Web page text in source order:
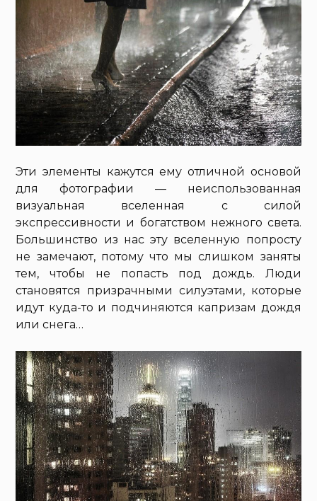
Эти элементы кажутся ему отличной основой
для фотографии — неиспользованная
визуальная вселенная с силой
экспрессивности и богатством нежного света.
Большинство из нас эту вселенную попросту
не замечают, потому что мы слишком заняты
тем, чтобы не попасть под дождь. Люди
становятся призрачными силуэтами, которые
идут куда-то и подчиняются капризам дождя
или снега…